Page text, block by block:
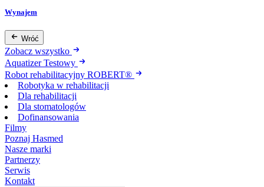
Wynajem
Wróć
Zobacz wszystko
Aquatizer Testowy
Robot rehabilitacyjny ROBERT®
Robotyka w rehabilitacji
Dla rehabilitacji
Dla stomatologów
Dofinansowania
Filmy
Poznaj Hasmed
Nasze marki
Partnerzy
Serwis
Kontakt